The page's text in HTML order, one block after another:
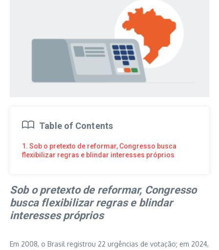
Table of Contents
1. Sob o pretexto de reformar, Congresso busca
flexibilizar regras e blindar interesses próprios
Sob o pretexto de reformar, Congresso
busca flexibilizar regras e blindar
interesses próprios
Em 2008, o Brasil registrou 22 urgências de votação; em 2024,